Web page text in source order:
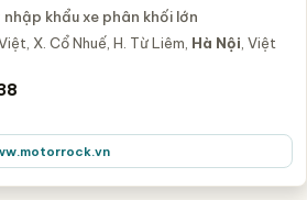
khẩu xe phân khối lớn
X. Cổ Nhuế, H. Từ Liêm, Hà Nội , Việt